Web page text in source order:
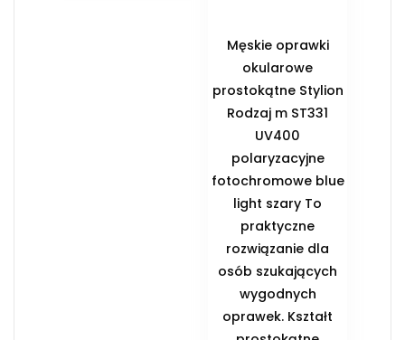
Męskie oprawki
okularowe
prostokątne Stylion
Rodzaj m ST331
UV400
polaryzacyjne
fotochromowe blue
light szary To
praktyczne
rozwiązanie dla
osób szukających
wygodnych
oprawek. Kształt